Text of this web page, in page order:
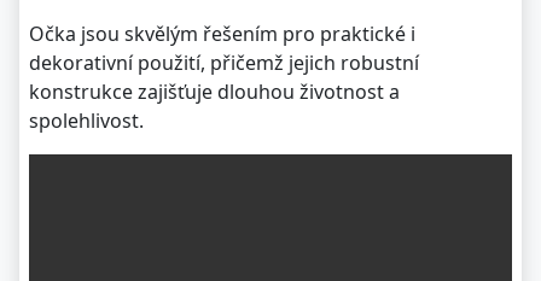
Očka jsou skvělým řešením pro praktické i
dekorativní použití, přičemž jejich robustní
konstrukce zajišťuje dlouhou životnost a
spolehlivost.